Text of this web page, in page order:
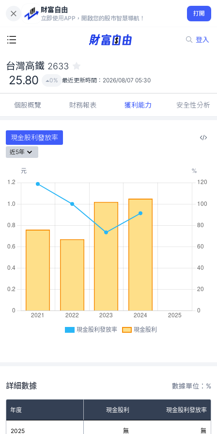
財富自由
立即使用APP，開啟您的股市智慧導航！
打開
登入
25.80
0%
台灣高鐵 2633
25.80 0% 最近更新時間： 2026/08/07 05:30
個股概覽 財務報表 獲利能力 安全性分析
現金股利發放率
近5年
現金股利發放率 現金股利
詳細數據 數據單位：%
年度 現金股利 現金股利發放率
2025 無 無